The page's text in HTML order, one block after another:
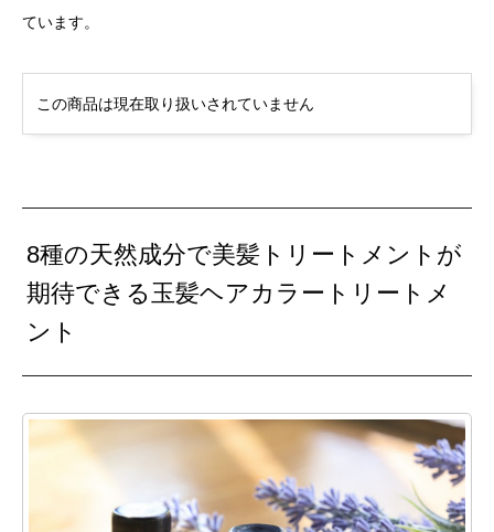
ています。
この商品は現在取り扱いされていません
8種の天然成分で美髪トリートメントが
期待できる玉髪ヘアカラートリートメ
ント